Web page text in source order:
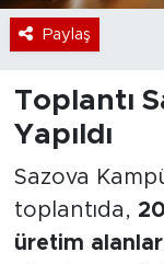
Paylaş
Toplantı
Yapıldı
Sazova
toplantıda,
üretim